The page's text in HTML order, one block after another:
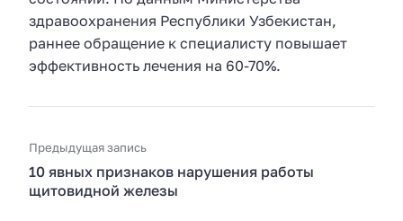
здравоохранения Республики Узбекистан,
раннее обращение к специалисту повышает
эффективность лечения на 60-70%.
Предыдущая запись
10 явных признаков нарушения работы
щитовидной железы